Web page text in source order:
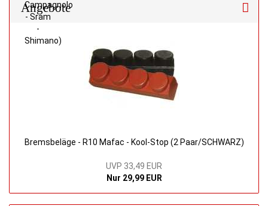
Angebote
Bremsbeläge - R10 Mafac - Kool-Stop (2 Paar/SCHWARZ)
UVP 33,49 EUR
Nur 29,99 EUR